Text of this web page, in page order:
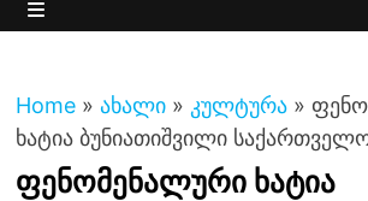
Home » ახალი » კულტურა »
ხატია ბუნიათიშვილი
ფენომენალური ხატია